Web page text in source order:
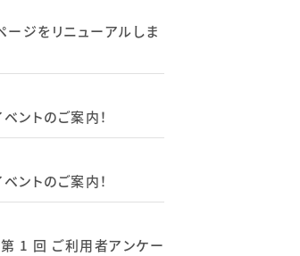
ジをリニューアルしま
ントのご案内！
ントのご案内！
1 回 ご利用者アンケー